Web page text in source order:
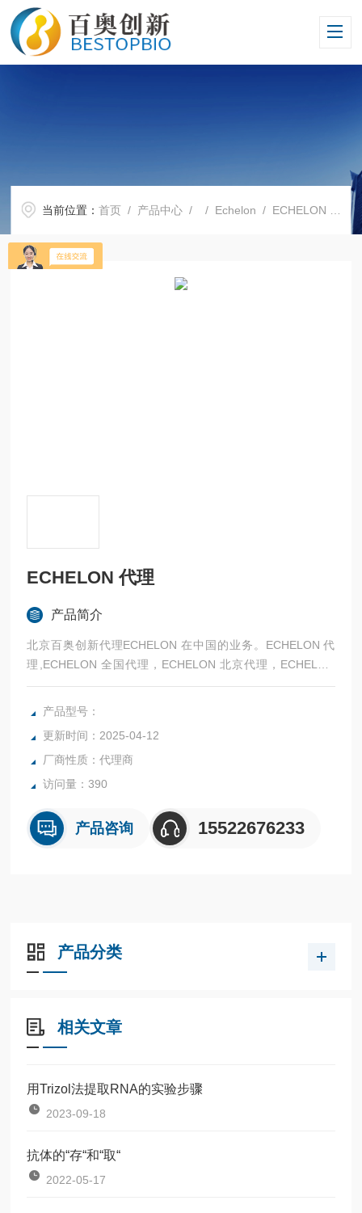
当前位置：首页 / 产品中心 / / Echelon / ECHELON 代理
ECHELON 代理
产品简介
北京百奥创新代理ECHELON 在中国的业务。ECHELON 代
理,ECHELON 全国代理，ECHELON 北京代理，ECHELON
华东代理，ECHELON 华北代理。
产品型号：
更新时间：2025-04-12
厂商性质：代理商
访问量：390
产品咨询 15522676233
产品分类
相关文章
用Trizol法提取RNA的实验步骤
2023-09-18
抗体的“存“和“取“
2022-05-17